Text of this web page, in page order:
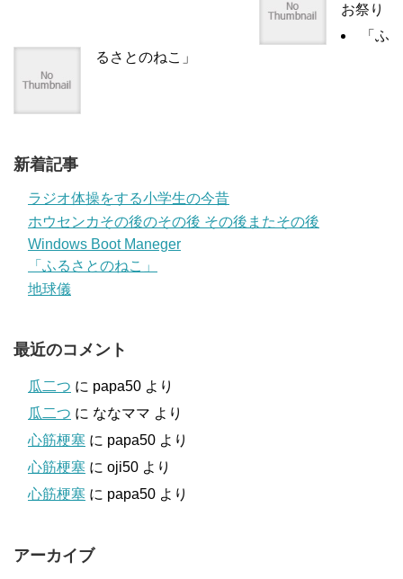
お祭り
「ふ
るさとのねこ」
新着記事
ラジオ体操をする小学生の今昔
ホウセンカその後のその後 その後またその後
Windows Boot Maneger
「ふるさとのねこ」
地球儀
最近のコメント
瓜二つ に papa50 より
瓜二つ に ななママ より
心筋梗塞 に papa50 より
心筋梗塞 に oji50 より
心筋梗塞 に papa50 より
アーカイブ